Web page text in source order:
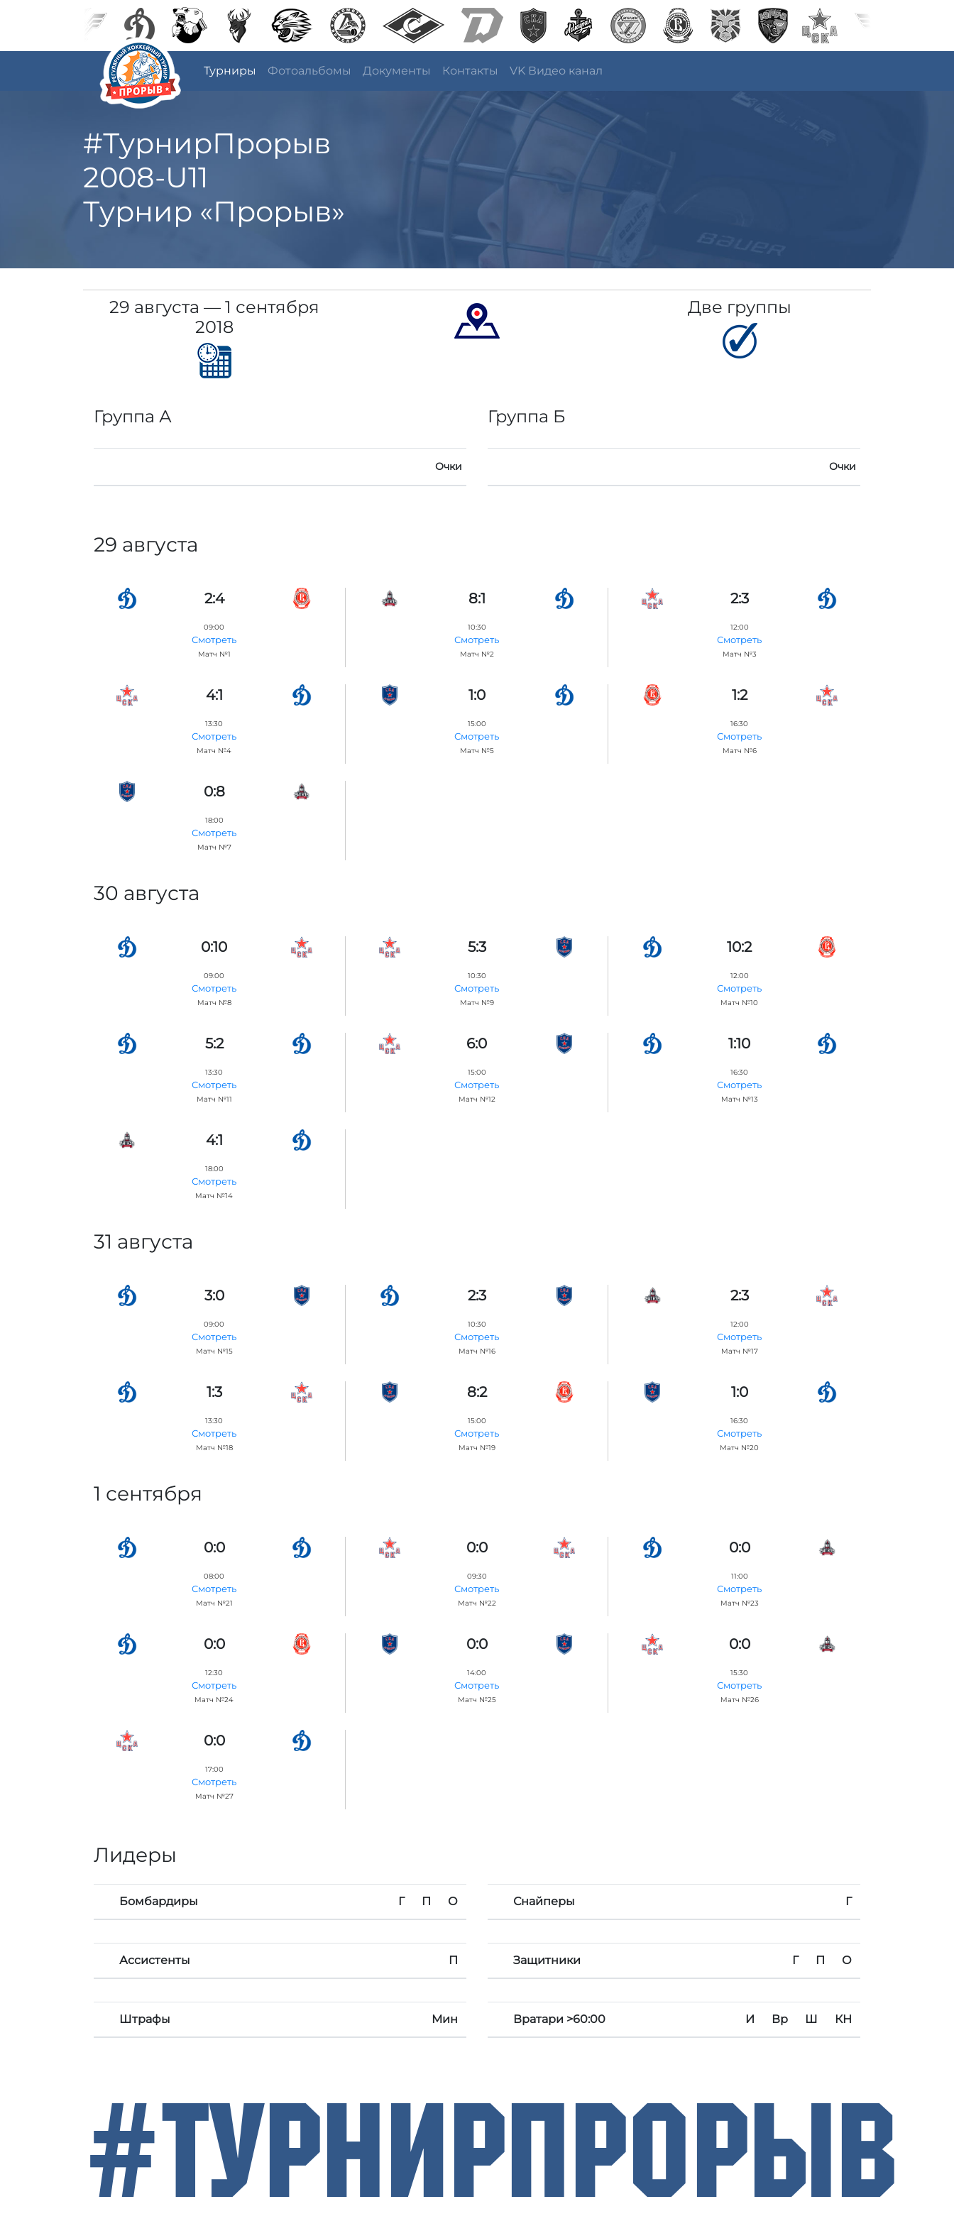
Турниры Фотоальбомы Документы Контакты VK Видео канал
#ТурнирПрорыв
2008-U11
Турнир «Прорыв»
29 августа — 1 сентября
2018
Две группы
Группа А
Очки
Группа Б
Очки
29 августа
2:4
09:00
Смотреть
Матч №1
8:1
10:30
Смотреть
Матч №2
2:3
12:00
Смотреть
Матч №3
4:1
13:30
Смотреть
Матч №4
1:0
15:00
Смотреть
Матч №5
1:2
16:30
Смотреть
Матч №6
0:8
18:00
Смотреть
Матч №7
30 августа
0:10
09:00
Смотреть
Матч №8
5:3
10:30
Смотреть
Матч №9
10:2
12:00
Смотреть
Матч №10
5:2
13:30
Смотреть
Матч №11
6:0
15:00
Смотреть
Матч №12
1:10
16:30
Смотреть
Матч №13
4:1
18:00
Смотреть
Матч №14
31 августа
3:0
09:00
Смотреть
Матч №15
2:3
10:30
Смотреть
Матч №16
2:3
12:00
Смотреть
Матч №17
1:3
13:30
Смотреть
Матч №18
8:2
15:00
Смотреть
Матч №19
1:0
16:30
Смотреть
Матч №20
1 сентября
0:0
08:00
Смотреть
Матч №21
0:0
09:30
Смотреть
Матч №22
0:0
11:00
Смотреть
Матч №23
0:0
12:30
Смотреть
Матч №24
0:0
14:00
Смотреть
Матч №25
0:0
15:30
Смотреть
Матч №26
0:0
17:00
Смотреть
Матч №27
Лидеры
Бомбардиры Г П О Снайперы Г
Ассистенты П Защитники Г П О
Штрафы Мин Вратари >60:00 И Вр Ш КН
#ТурнирПрорыв